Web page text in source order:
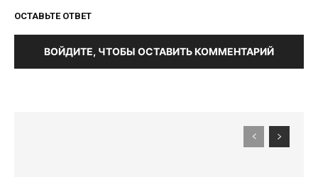
ОСТАВЬТЕ ОТВЕТ
ВОЙДИТЕ, ЧТОБЫ ОСТАВИТЬ КОММЕНТАРИЙ